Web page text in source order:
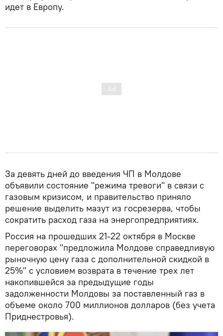
идет в Европу.
За девять дней до введения ЧП в Молдове
объявили состояние "режима тревоги" в связи с
газовым кризисом, и правительство приняло
решение выделить мазут из госрезерва, чтобы
сократить расход газа на энергопредприятиях.
Россия на прошедших 21-22 октября в Москве
переговорах "предложила Молдове справедливую
рыночную цену газа с дополнительной скидкой в
25%" с условием возврата в течение трех лет
накопившейся за предыдущие годы
задолженности Молдовы за поставленный газ в
объеме около 700 миллионов долларов (без учета
Приднестровья).